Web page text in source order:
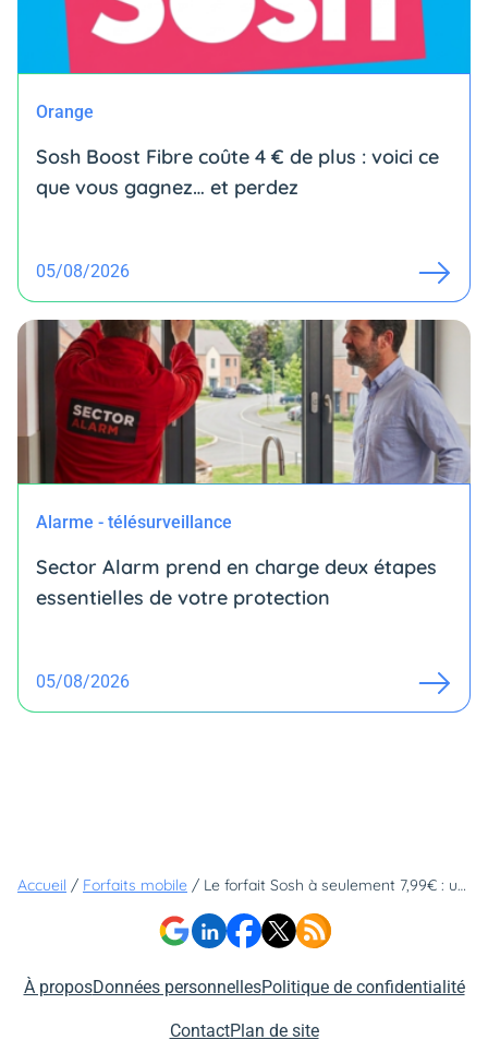
Orange
Sosh Boost Fibre coûte 4 € de plus : voici ce
que vous gagnez… et perdez
05/08/2026
Alarme - télésurveillance
Sector Alarm prend en charge deux étapes
essentielles de votre protection
05/08/2026
Accueil / Forfaits mobile / Le forfait Sosh à seulement 7,99€ : un petit prix pour une grande tranquillité
À proposDonnées personnellesPolitique de confidentialité
ContactPlan de site